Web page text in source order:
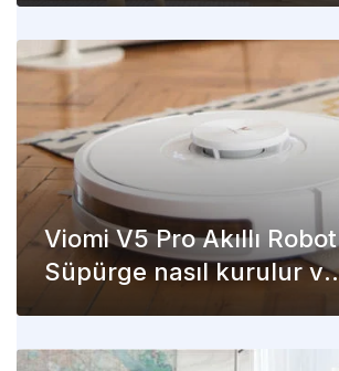
Viomi V5 Pro Akıllı Robot
Süpürge nasıl kurulur ve